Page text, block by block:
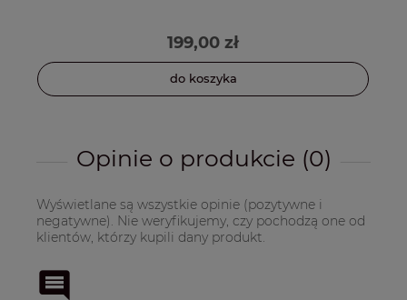
199,00 zł
do koszyka
Opinie o produkcie (0)
Wyświetlane są wszystkie opinie (pozytywne i
negatywne). Nie weryfikujemy, czy pochodzą one od
klientów, którzy kupili dany produkt.